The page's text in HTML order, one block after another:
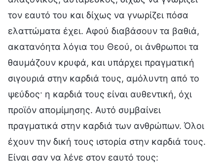
τον εαυτό του και δίχως να γνωρίζει πόσα
ελαττώματα έχει. Αφού διαβάσουν τα βαθιά,
ακατανόητα λόγια του Θεού, οι άνθρωποι τα
θαυμάζουν κρυφά, και υπάρχει πραγματική
σιγουριά στην καρδιά τους, αμόλυντη από το
ψεύδος· η καρδιά τους είναι αυθεντική, όχι
προϊόν απομίμησης. Αυτό συμβαίνει
πραγματικά στην καρδιά των ανθρώπων. Όλοι
έχουν την δική τους ιστορία στην καρδιά τους.
Είναι σαν να λένε στον εαυτό τους: